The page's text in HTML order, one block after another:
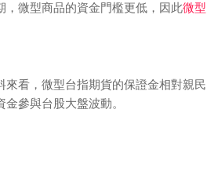
，微型商品的資金門檻更低，因此微
來看，微型台指期貨的保證金相對親
金參與台股大盤波動。